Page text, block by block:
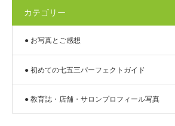
カテゴリー
● お写真とご感想
● 初めての七五三パーフェクトガイド
● 教育誌・店舗・サロンプロフィール写真